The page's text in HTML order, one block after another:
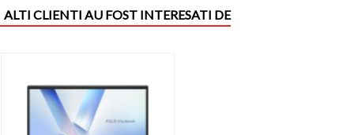
ALTI CLIENTI AU FOST INTERESATI DE